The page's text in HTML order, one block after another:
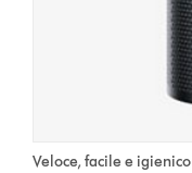
Veloce, facile e igienico